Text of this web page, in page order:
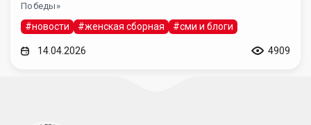
Победы»
#новости #женская сборная #сми и блоги
14.04.2026 4909